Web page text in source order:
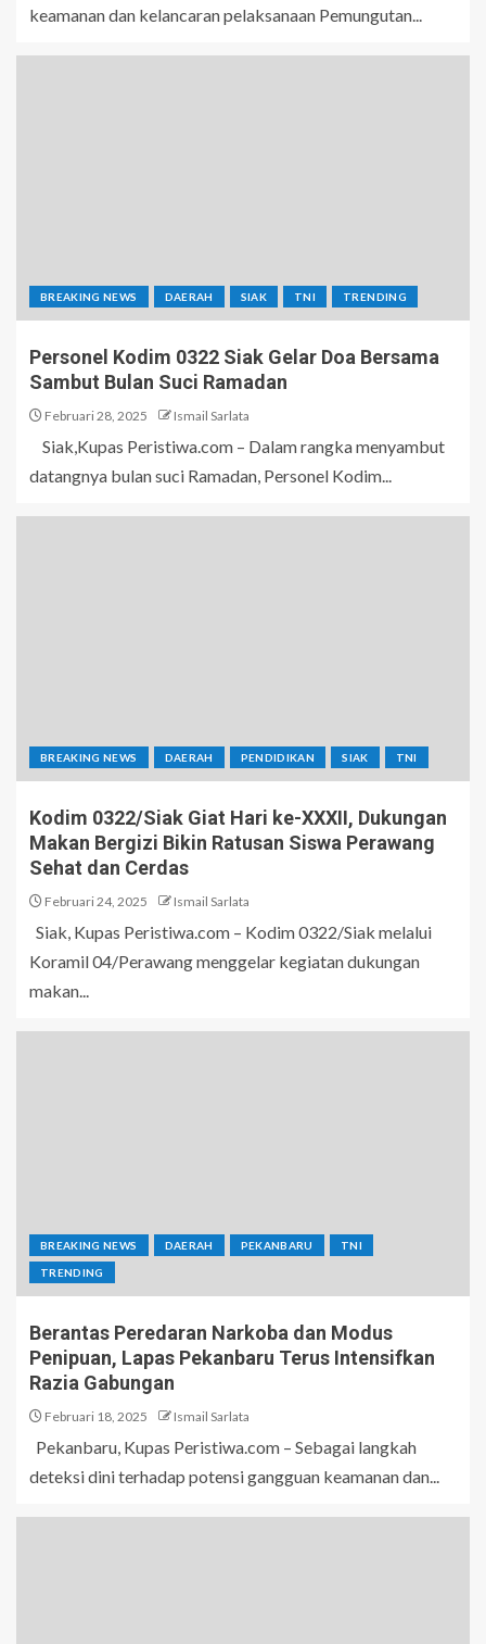
keamanan dan kelancaran pelaksanaan Pemungutan...
BREAKING NEWS DAERAH SIAK TNI TRENDING
Personel Kodim 0322 Siak Gelar Doa Bersama
Sambut Bulan Suci Ramadan
Februari 28, 2025 Ismail Sarlata
Siak,Kupas Peristiwa.com – Dalam rangka menyambut
datangnya bulan suci Ramadan, Personel Kodim...
BREAKING NEWS DAERAH PENDIDIKAN SIAK TNI
Kodim 0322/Siak Giat Hari ke-XXXII, Dukungan
Makan Bergizi Bikin Ratusan Siswa Perawang
Sehat dan Cerdas
Februari 24, 2025 Ismail Sarlata
Siak, Kupas Peristiwa.com – Kodim 0322/Siak melalui
Koramil 04/Perawang menggelar kegiatan dukungan
makan...
BREAKING NEWS DAERAH PEKANBARU TNI
TRENDING
Berantas Peredaran Narkoba dan Modus
Penipuan, Lapas Pekanbaru Terus Intensifkan
Razia Gabungan
Februari 18, 2025 Ismail Sarlata
Pekanbaru, Kupas Peristiwa.com – Sebagai langkah
deteksi dini terhadap potensi gangguan keamanan dan...